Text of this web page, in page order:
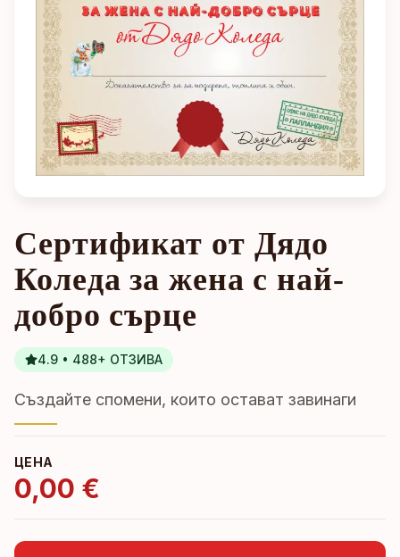
Сертификат от Дядо
Коледа за жена с най-
добро сърце
4.9 • 488+ ОТЗИВА
Създайте спомени, които остават завинаги
ЦЕНА
0,00 €